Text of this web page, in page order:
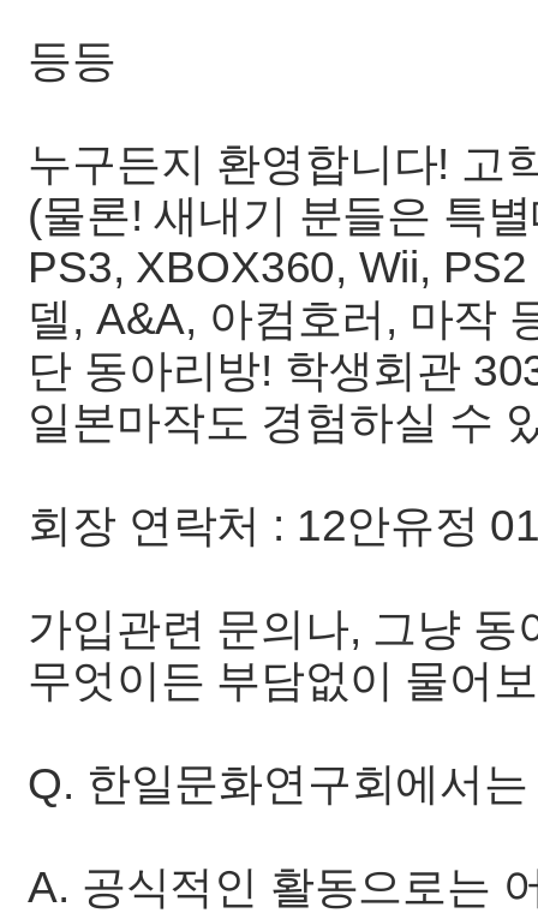
등등
누구든지 환영합니다! 고
(물론! 새내기 분들은 특
PS3, XBOX360, Wii,
델, A&A, 아컴호러, 마작
단 동아리방! 학생회관
일본마작도 경험하실 수
회장 연락처 : 12안유정
가입관련 문의나, 그냥
무엇이든 부담없이 물어
Q. 한일문화연구회에서
A. 공식적인 활동으로는